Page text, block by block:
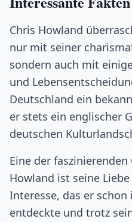
Chris Howland
nur mit seiner
sondern auch mit
und
Deutschland ein
er stets ein englischer
deutschen
Eine der
Howland ist seine
Interesse, das er schon
entdeckte und trotz